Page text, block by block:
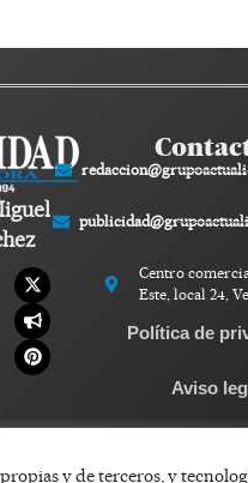
y de terceros, y
Centro
Este, local 24,
Política de
Aviso